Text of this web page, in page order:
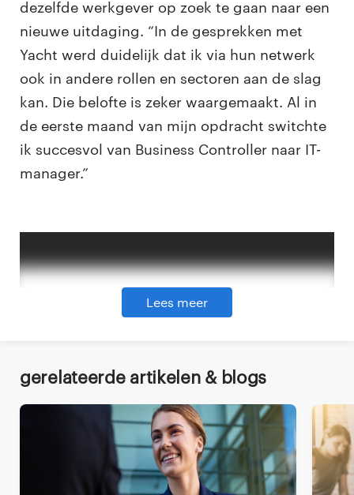
dezelfde werkgever op zoek te gaan naar een
nieuwe uitdaging. “In de gesprekken met
Yacht werd duidelijk dat ik via hun netwerk
ook in andere rollen en sectoren aan de slag
kan. Die belofte is zeker waargemaakt. Al in
de eerste maand van mijn opdracht switchte
ik succesvol van Business Controller naar IT-
manager.”
Waar word jij gelukkig van?
“Yacht vindt het belangrijk dat ze een
Lees meer
Gerelateerde artikelen & blogs